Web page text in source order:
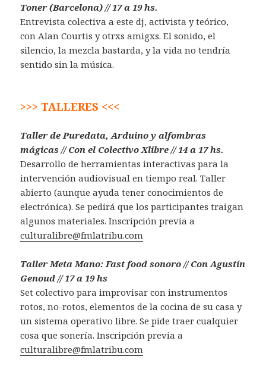
Toner (Barcelona) // 17 a 19 hs.
Entrevista colectiva a este dj, activista y teórico,
con Alan Courtis y otrxs amigxs. El sonido, el
silencio, la mezcla bastarda, y la vida no tendría
sentido sin la música.
>>> TALLERES <<<
Taller de Puredata, Arduino y alfombras
mágicas // Con el Colectivo Xlibre // 14 a 17 hs.
Desarrollo de herramientas interactivas para la
intervención audiovisual en tiempo real. Taller
abierto (aunque ayuda tener conocimientos de
electrónica). Se pedirá que los participantes traigan
algunos materiales. Inscripción previa a
culturalibre@fmlatribu.com
Taller Meta Mano: Fast food sonoro // Con Agustín
Genoud // 17 a 19 hs
Set colectivo para improvisar con instrumentos
rotos, no-rotos, elementos de la cocina de su casa y
un sistema operativo libre. Se pide traer cualquier
cosa que sonería. Inscripción previa a
culturalibre@fmlatribu.com